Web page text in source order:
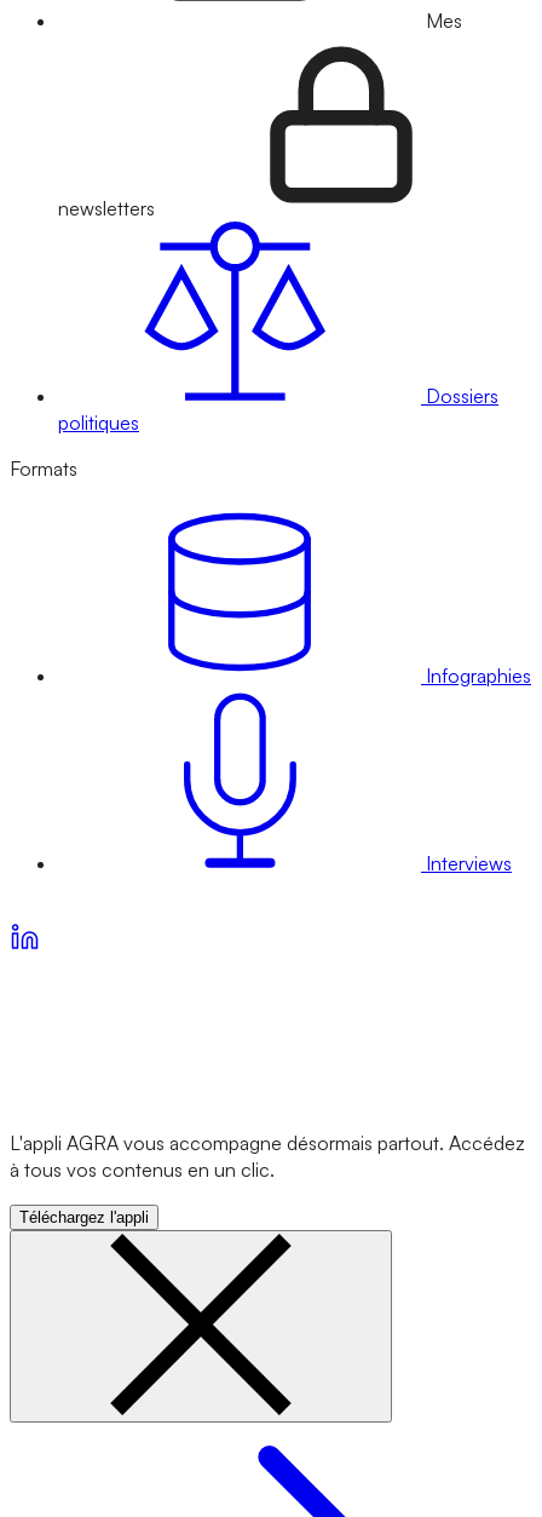
Mes
newsletters
Dossiers
politiques
Formats
Infographies
Interviews
L'appli AGRA vous accompagne désormais partout. Accédez
à tous vos contenus en un clic.
Téléchargez l'appli